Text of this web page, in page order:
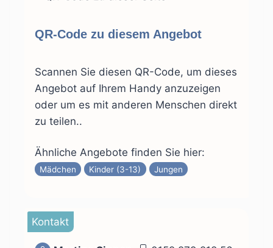
QR-Code zu diesem Angebot
Scannen Sie diesen QR-Code, um dieses
Angebot auf Ihrem Handy anzuzeigen
oder um es mit anderen Menschen direkt
zu teilen..
Ähnliche Angebote finden Sie hier:
Mädchen Kinder (3-13) Jungen
Kontakt